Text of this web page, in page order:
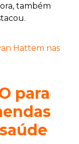
também
Hattem nas
para